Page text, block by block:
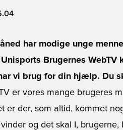
har modige unge
Brugernes WebTV
vi brug for din hjælp. Du
er vores mange brugeres
er der, som altid, kommet
og det skal I,